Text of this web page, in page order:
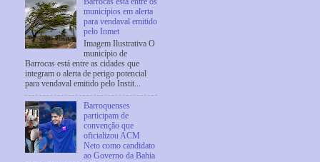
Barrocas está entre os
municípios em alerta
para vendaval emitido
pelo Inmet
Imagem Ilustrativa O
município de
Barrocas está entre as cidades que
integram o alerta de perigo potencial
para vendaval emitido pelo Instit...
Barroquenses
participam de
convenção que
oficializou ACM
Neto como candidato
ao Governo da Bahia